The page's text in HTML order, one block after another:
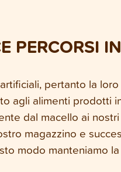
PERCORSI
pertanto la
agli alimenti prodotti
dal macello ai
magazzino e
modo manteniamo